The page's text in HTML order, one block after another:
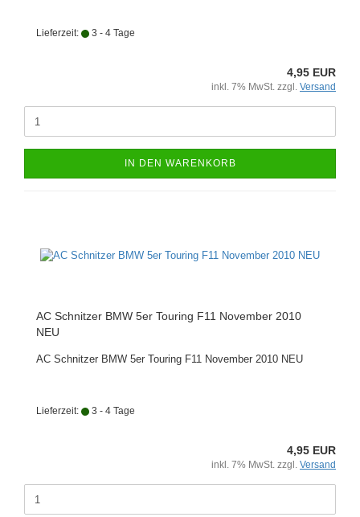
Lieferzeit: 3 - 4 Tage
4,95 EUR
inkl. 7% MwSt. zzgl. Versand
IN DEN WARENKORB
AC Schnitzer BMW 5er Touring F11 November 2010
NEU
AC Schnitzer BMW 5er Touring F11 November 2010 NEU
Lieferzeit: 3 - 4 Tage
4,95 EUR
inkl. 7% MwSt. zzgl. Versand